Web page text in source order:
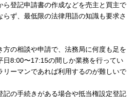
ら登記申請書の作成などを売主と買主で
ず、最低限の法律用語の知識も要求さ
方の相談や申請で、法務局に何度も足を
日8:00〜17:15の間しか業務を行ってい
リーマンであれば利用するのが難しいで
記の手続きがある場合や抵当権設定登記